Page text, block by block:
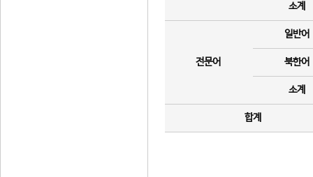
소계
전문어
일반어
북한어
소계
합계